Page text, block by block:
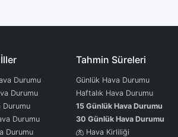
Durumu
Durumu
Durumu
Durumu
Durumu
Tahmin Süreleri
Günlük Hava Durumu
Haftalık Hava Durumu
15 Günlük Hava Durumu
30 Günlük Hava Durumu
Hava Kirliliği